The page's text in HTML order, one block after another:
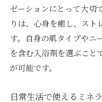
ゼーションにとって大切
りは、心身を癒し、スト
す。自身の肌タイプやニ
を含む入浴剤を選ぶこと
が可能です。
日常生活で使えるミネ